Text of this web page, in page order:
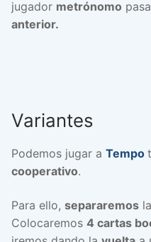
jugador metrónomo
anterior.
Variantes
Podemos jugar a Tempo
cooperativo.
Para ello, separaremos
Colocaremos 4 cartas